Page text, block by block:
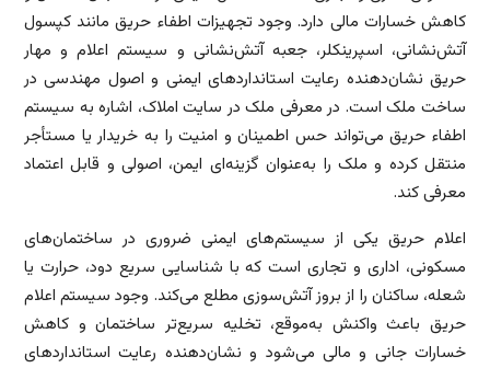
کاهش خسارات مالی دارد. وجود تجهیزات اطفاء حریق مانند کپسول
آتش‌نشانی، اسپرینکلر، جعبه آتش‌نشانی و سیستم اعلام و مهار
حریق نشان‌دهنده رعایت استانداردهای ایمنی و اصول مهندسی در
ساخت ملک است. در معرفی ملک در سایت املاک، اشاره به سیستم
اطفاء حریق می‌تواند حس اطمینان و امنیت را به خریدار یا مستأجر
منتقل کرده و ملک را به‌عنوان گزینه‌ای ایمن، اصولی و قابل اعتماد
معرفی کند.
اعلام حریق یکی از سیستم‌های ایمنی ضروری در ساختمان‌های
مسکونی، اداری و تجاری است که با شناسایی سریع دود، حرارت یا
شعله، ساکنان را از بروز آتش‌سوزی مطلع می‌کند. وجود سیستم اعلام
حریق باعث واکنش به‌موقع، تخلیه سریع‌تر ساختمان و کاهش
خسارات جانی و مالی می‌شود و نشان‌دهنده رعایت استانداردهای